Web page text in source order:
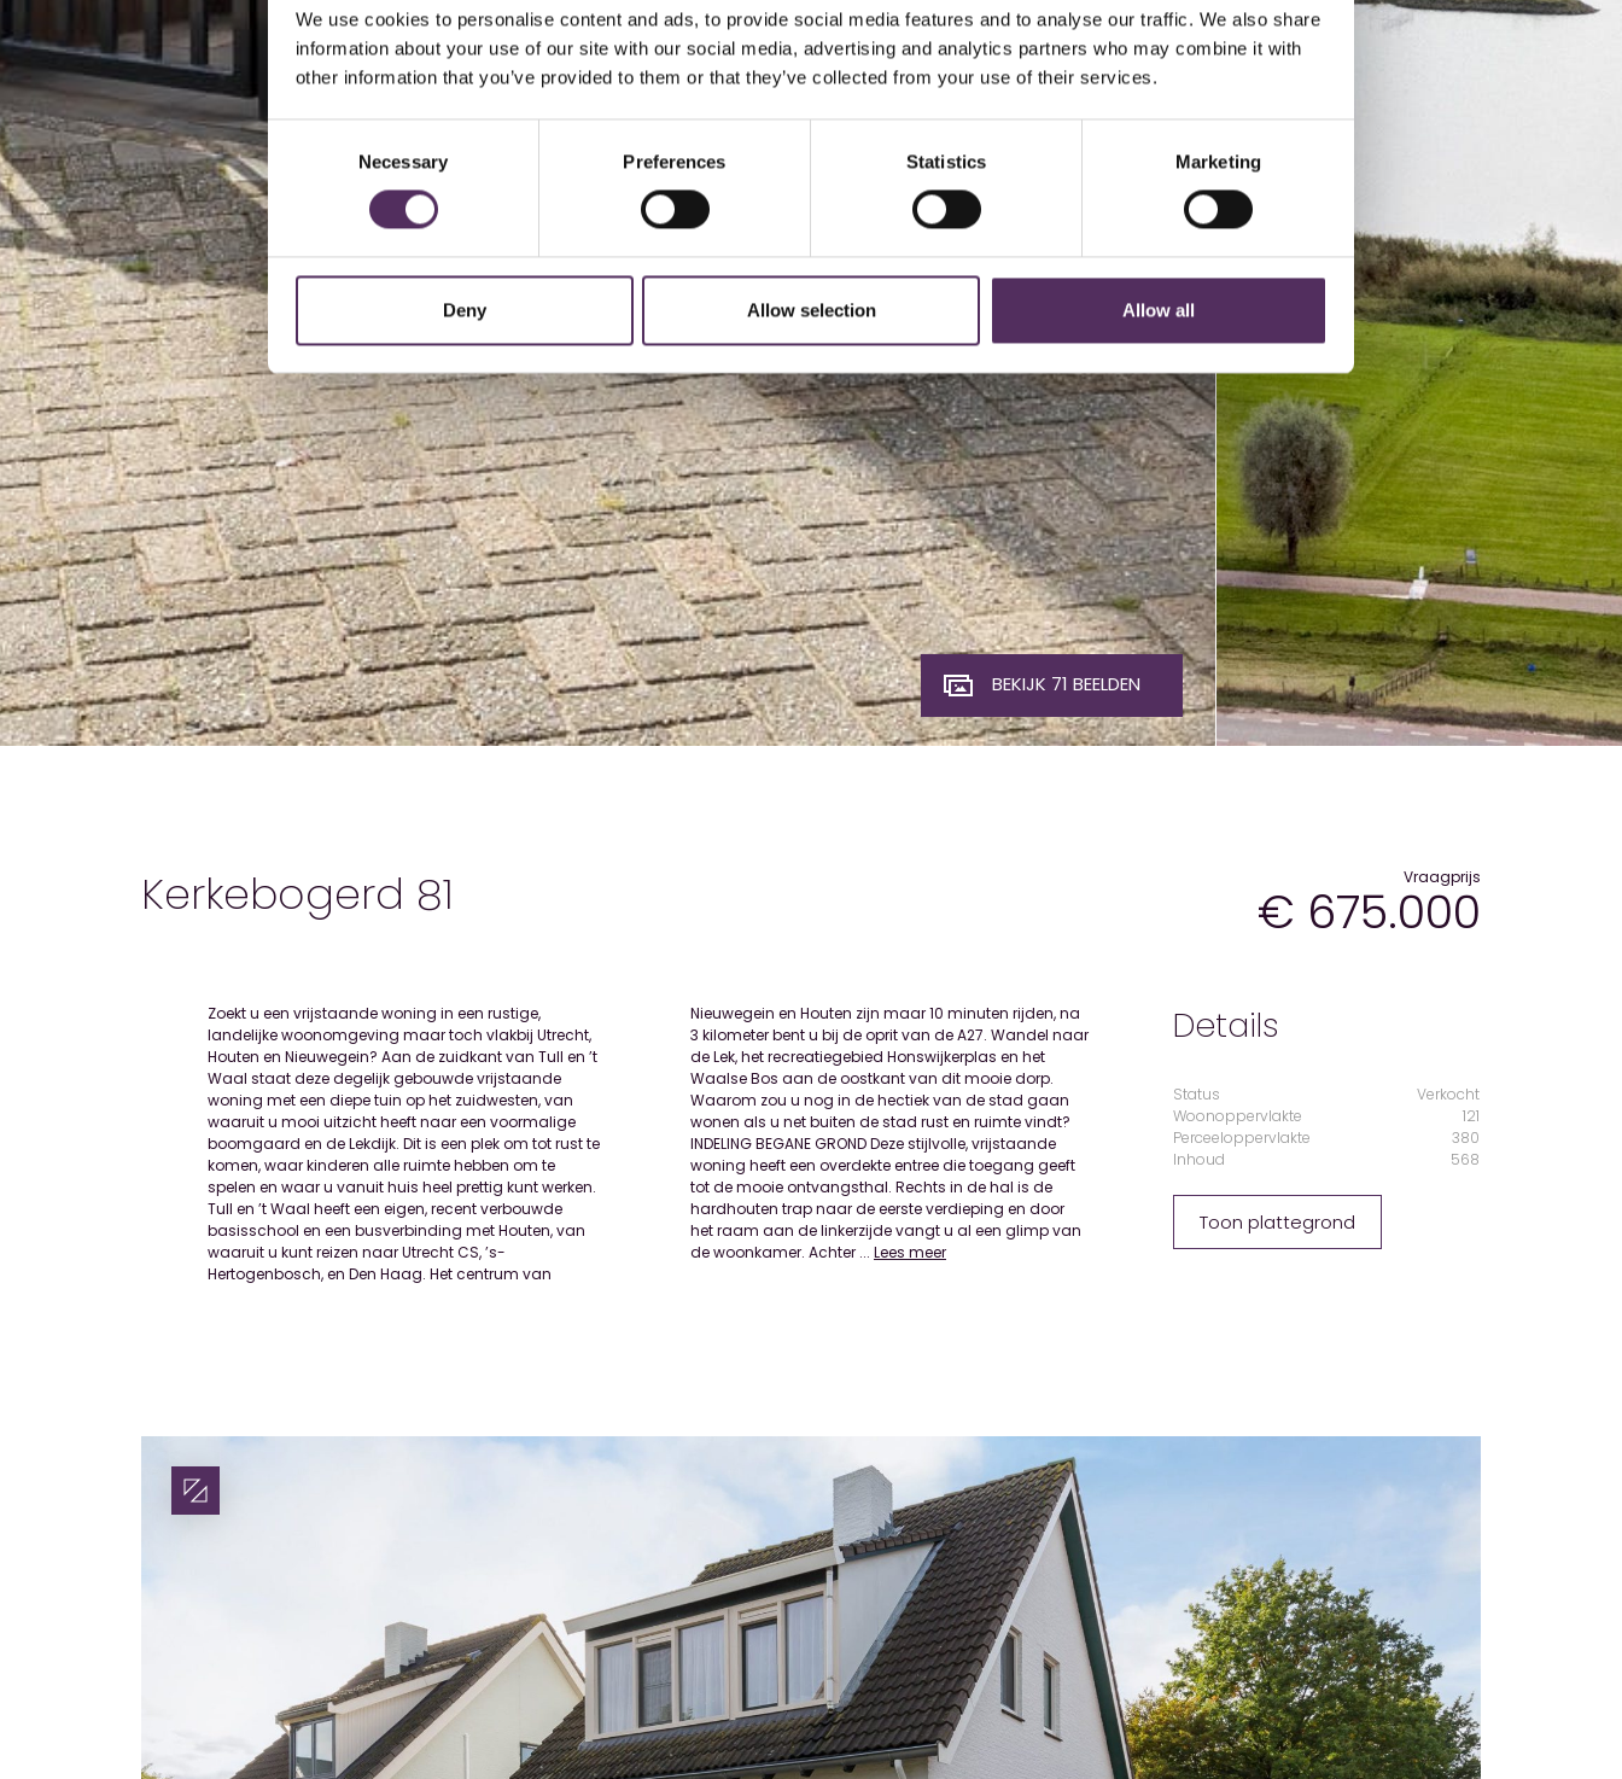
We use cookies to personalise content and ads, to provide social media features and to analyse our traffic. We also share
information about your use of our site with our social media, advertising and analytics partners who may combine it with
other information that you’ve provided to them or that they’ve collected from your use of their services.
Consent
Selection
Necessary Preferences Statistics Marketing
Deny Allow selection Allow all
BEKIJK 71 BEELDEN
Kerkebogerd 81 Vraagprijs
€ 675.000
Zoekt u een vrijstaande woning in een rustige,
landelijke woonomgeving maar toch vlakbij Utrecht,
Houten en Nieuwegein? Aan de zuidkant van Tull en ’t
Waal staat deze degelijk gebouwde vrijstaande
woning met een diepe tuin op het zuidwesten, van
waaruit u mooi uitzicht heeft naar een voormalige
boomgaard en de Lekdijk. Dit is een plek om tot rust te
komen, waar kinderen alle ruimte hebben om te
spelen en waar u vanuit huis heel prettig kunt werken.
Tull en ’t Waal heeft een eigen, recent verbouwde
basisschool en een busverbinding met Houten, van
waaruit u kunt reizen naar Utrecht CS, ’s-
Hertogenbosch, en Den Haag. Het centrum van
Nieuwegein en Houten zijn maar 10 minuten rijden, na
3 kilometer bent u bij de oprit van de A27. Wandel naar
de Lek, het recreatiegebied Honswijkerplas en het
Waalse Bos aan de oostkant van dit mooie dorp.
Waarom zou u nog in de hectiek van de stad gaan
wonen als u net buiten de stad rust en ruimte vindt?
INDELING BEGANE GROND Deze stijlvolle, vrijstaande
woning heeft een overdekte entree die toegang geeft
tot de mooie ontvangsthal. Rechts in de hal is de
hardhouten trap naar de eerste verdieping en door
het raam aan de linkerzijde vangt u al een glimp van
de woonkamer. Achter ... Lees meer
Details
Status
Verkocht
Woonoppervlakte
121
Perceeloppervlakte
380
Inhoud
568
Toon plattegrond